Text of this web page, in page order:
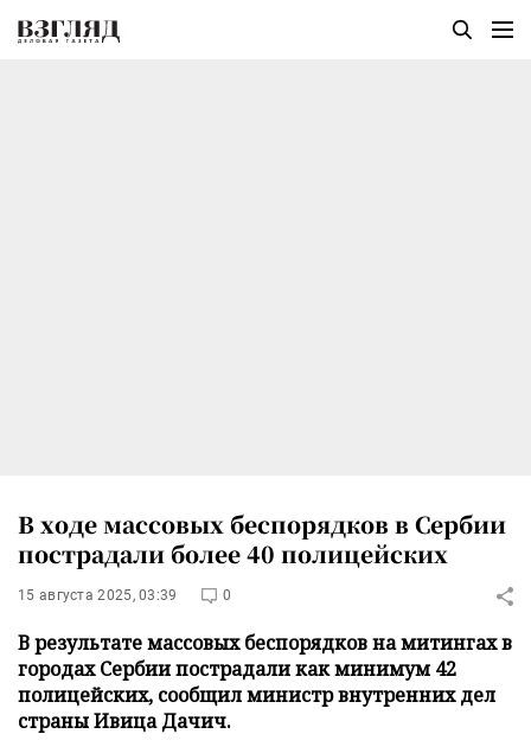
В ходе массовых беспорядков в Сербии
пострадали более 40 полицейских
15 августа 2025, 03:39 0
В результате массовых беспорядков на митингах в
городах Сербии пострадали как минимум 42
полицейских, сообщил министр внутренних дел
страны Ивица Дачич.